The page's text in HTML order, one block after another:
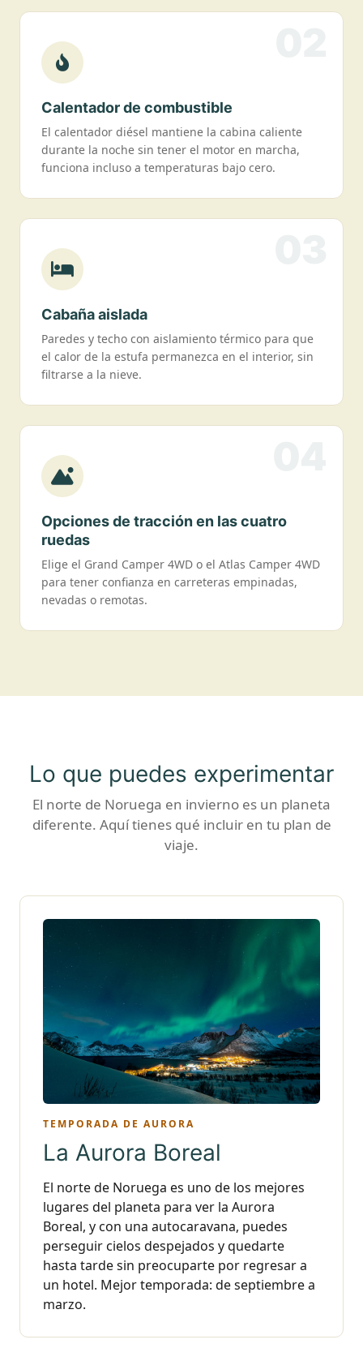
Calentador de combustible
El calentador diésel mantiene la cabina caliente
durante la noche sin tener el motor en marcha,
funciona incluso a temperaturas bajo cero.
Cabaña aislada
Paredes y techo con aislamiento térmico para que
el calor de la estufa permanezca en el interior, sin
filtrarse a la nieve.
Opciones de tracción en las cuatro
ruedas
Elige el Grand Camper 4WD o el Atlas Camper 4WD
para tener confianza en carreteras empinadas,
nevadas o remotas.
Lo que puedes experimentar
El norte de Noruega en invierno es un planeta
diferente. Aquí tienes qué incluir en tu plan de
viaje.
TEMPORADA DE AURORA
La Aurora Boreal
El norte de Noruega es uno de los mejores
lugares del planeta para ver la Aurora
Boreal, y con una autocaravana, puedes
perseguir cielos despejados y quedarte
hasta tarde sin preocuparte por regresar a
un hotel. Mejor temporada: de septiembre a
marzo.